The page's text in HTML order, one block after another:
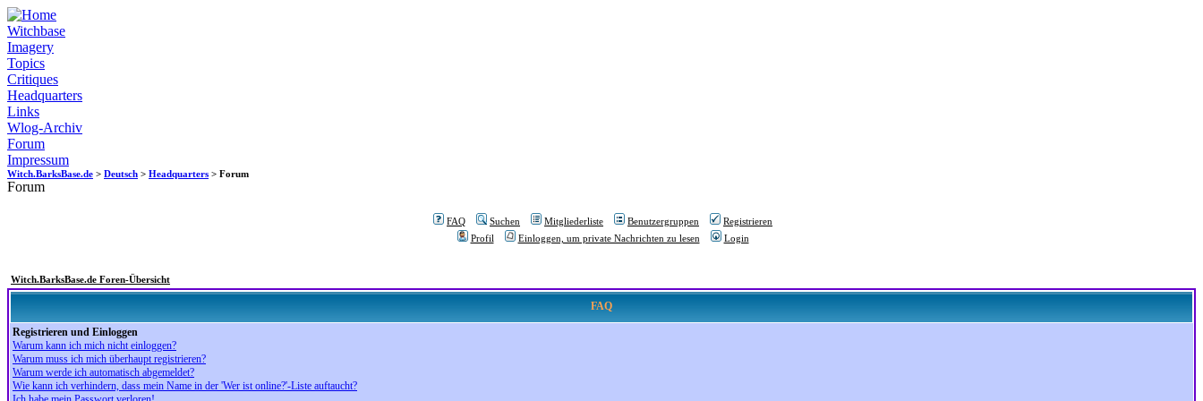
Witchbase
Imagery
Topics
Critiques
Headquarters
Links
Wlog-Archiv
Forum
Impressum
Witch.BarksBase.de > Deutsch > Headquarters > Forum
Forum
FAQ Suchen Mitgliederliste Benutzergruppen
Registrieren
Profil
Einloggen, um private Nachrichten zu lesen Login
Witch.BarksBase.de Foren-Übersicht
FAQ
Registrieren und Einloggen
Warum kann ich mich nicht einloggen?
Warum muss ich mich überhaupt registrieren?
Warum werde ich automatisch abgemeldet?
Wie kann ich verhindern, dass mein Name in der 'Wer ist online?'-Liste auftaucht?